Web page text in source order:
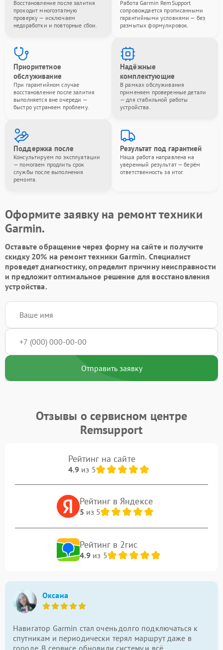
Восстановление после залития
проходит многоэтапную
проверку — исключаем
недоработки и повторные сбои.
Работа Garmin RemSupport
сопровождается прописанными
гарантийными условиями — без
размытых формулировок.
Приоритетное
обслуживание
При гарантийном случае
восстановление после залития
выполняется вне очереди —
быстро устраняем проблему.
Надёжные
комплектующие
В рамках обслуживания
применяем проверенные детали
— для стабильной работы
устройства.
Поддержка после
Консультируем по эксплуатации
— помогаем продлить срок
службы после выполнения
ремонта.
Результат под гарантией
Наша работа направлена на
уверенный результат — берём
ответственность за итог.
Оформите заявку на ремонт техники
Garmin.
Оставьте обращение через форму на сайте и получите
скидку 20% на ремонт техники Garmin. Специалист
проведет диагностику, определит причину неисправности
и предложит оптимальное решение для восстановления
устройства.
Отправить заявку
Отзывы о сервисном центре
Remsupport
Рейтинг на сайте
4.9из 5
Рейтинг в Яндексе
5 из 5
Рейтинг в 2гис
4.9из 5
Оксана
Навигатор Garmin стал очень долго подключаться к
спутникам и периодически терял маршрут даже в
городе. В сервисе обновили систему и всё